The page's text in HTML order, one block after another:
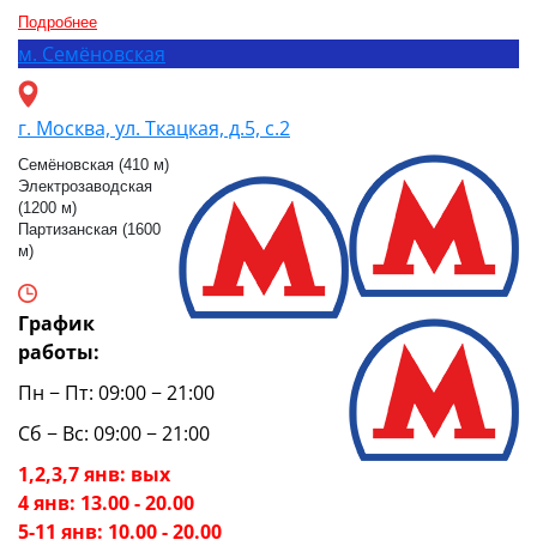
Подробнее
м. Семёновская
г. Москва, ул. Ткацкая, д.5, с.2
Семёновская (410 м)
Электрозаводская
(1200 м)
Партизанская (1600
м)
График
работы:
Пн − Пт: 09:00 − 21:00
Сб − Вс: 09:00 − 21:00
1,2,3,7 янв: вых
4 янв: 13.00 - 20.00
5-11 янв: 10.00 - 20.00